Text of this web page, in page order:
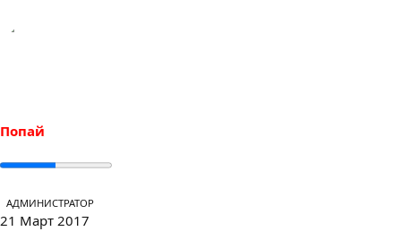
Попай
АДМИНИСТРАТОР
21 Март 2017